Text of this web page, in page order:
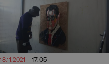
18.11.2021 17:05